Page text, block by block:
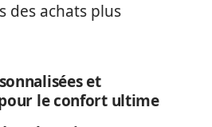
des achats plus
et
le confort ultime